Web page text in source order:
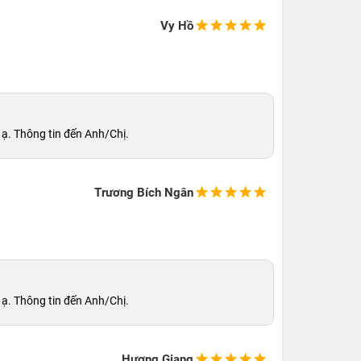
Vy Hồ
Thông tin đến Anh/Chị.
Trương Bích Ngân
Thông tin đến Anh/Chị.